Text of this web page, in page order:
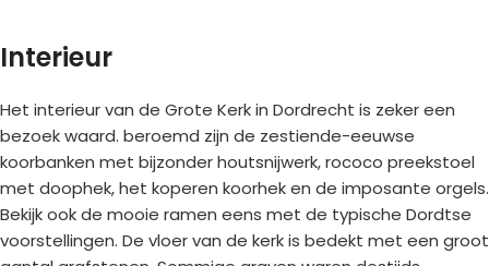
Interieur
Het interieur van de Grote Kerk in Dordrecht is zeker een
bezoek waard. beroemd zijn de zestiende-eeuwse
koorbanken met bijzonder houtsnijwerk, rococo preekstoel
met doophek, het koperen koorhek en de imposante orgels.
Bekijk ook de mooie ramen eens met de typische Dordtse
voorstellingen. De vloer van de kerk is bedekt met een groot